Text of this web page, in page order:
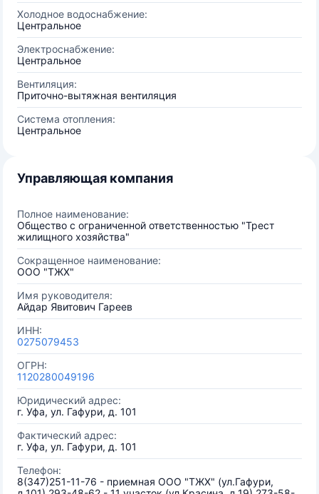
Холодное водоснабжение:
Центральное
Электроснабжение:
Центральное
Вентиляция:
Приточно-вытяжная вентиляция
Система отопления:
Центральное
Управляющая компания
Полное наименование:
Общество с ограниченной ответственностью "Трест
жилищного хозяйства"
Сокращенное наименование:
ООО "ТЖХ"
Имя руководителя:
Айдар Явитович Гареев
ИНН:
0275079453
ОГРН:
1120280049196
Юридический адрес:
г. Уфа, ул. Гафури, д. 101
Фактический адрес:
г. Уфа, ул. Гафури, д. 101
Телефон:
8(347)251-11-76 - приемная ООО "ТЖХ" (ул.Гафури,